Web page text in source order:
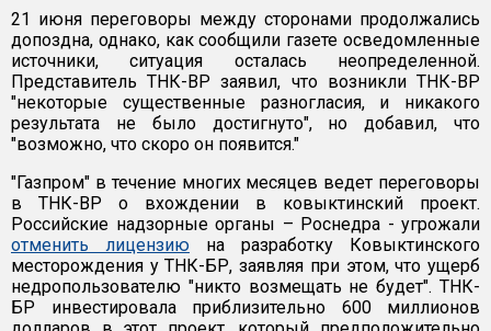
21 июня переговоры между сторонами продолжались
допоздна, однако, как сообщили газете осведомленные
источники, ситуация осталась неопределенной.
Представитель ТНК-ВР заявил, что возникли ТНК-ВР
"некоторые существенные разногласия, и никакого
результата не было достигнуто", но добавил, что
"возможно, что скоро он появится."
"Газпром" в течение многих месяцев ведет переговоры
в ТНК-ВР о вхождении в ковыктинский проект.
Российские надзорные органы – Роснедра - угрожали
отменить лицензию на разработку Ковыктинского
месторождения у ТНК-БР, заявляя при этом, что ущерб
недропользователю "никто возмещать не будет". ТНК-
БР инвестировала приблизительно 600 миллионов